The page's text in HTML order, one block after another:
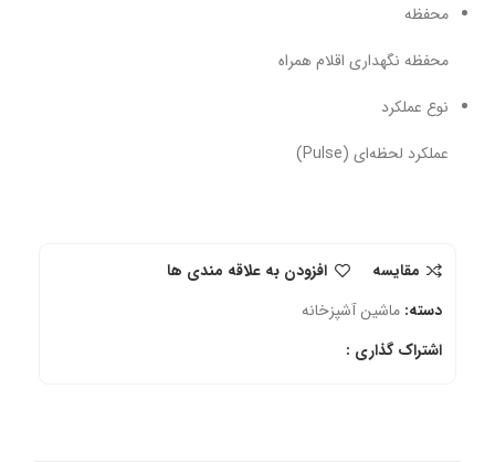
محفظه
محفظه نگهداری اقلام همراه
نوع عملکرد
عملکرد لحظه‌ای (Pulse)
مقایسه
افزودن به علاقه مندی ها
دسته: ماشین آشپزخانه
اشتراک گذاری :